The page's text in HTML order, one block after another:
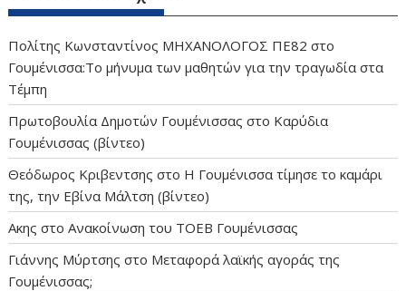
Πολίτης Κωνσταντίνος ΜΗΧΑΝΟΛΟΓΟΣ ΠΕ82 στο
Γουμένισσα:Το μήνυμα των μαθητών για την τραγωδία στα
Τέμπη
Πρωτοβουλία Δημοτών Γουμένισσας στο Καρύδια
Γουμένισσας (βίντεο)
Θεόδωρος Κριβεντσης στο Η Γουμένισσα τίμησε το καμάρι
της, την Εβίνα Μάλτση (βίντεο)
Ακης στοΑνακοίνωση του ΤΟΕΒ Γουμένισσας
Γιάννης Μύρτσης στο Μεταφορά λαϊκής αγοράς της
Γουμένισσας;